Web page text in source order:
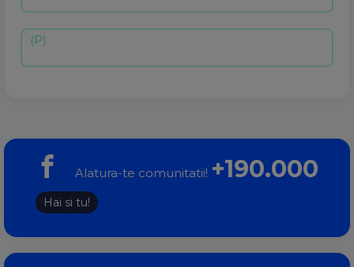
Alatura-te comunitatii! +190.000
Hai si tu!